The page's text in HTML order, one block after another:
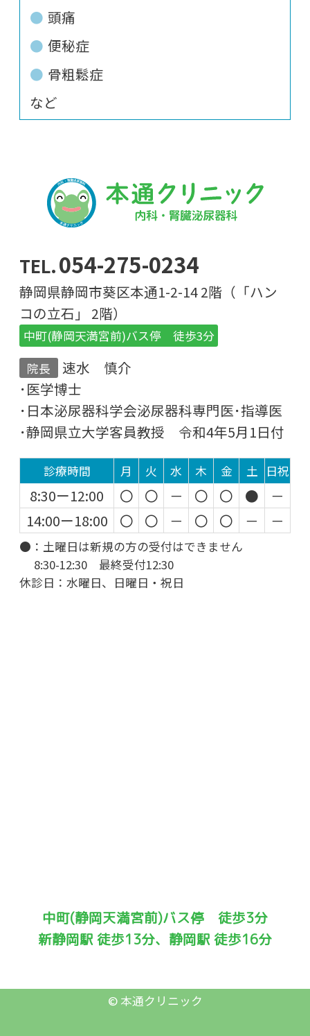
頭痛
便秘症
骨粗鬆症
など
054-275-0234
静岡県静岡市葵区本通1-2-14 2階（「ハン
コの立石」 2階）
中町(静岡天満宮前)バス停 徒歩3分
院長
速水 慎介
･医学博士
･日本泌尿器科学会泌尿器科専門医･指導医
･静岡県立大学客員教授 令和4年5月1日付
●：土曜日は新規の方の受付はできません
8:30-12:30 最終受付12:30
休診日：水曜日、日曜日・祝日
診療時間 月 火 水 木 金 土 日祝
8:30ー12:00 〇 〇 － 〇 〇 ●
－
14:00ー18:00
〇 〇 － 〇 〇 － －
中町(静岡天満宮前)バス停 徒歩3分
新静岡駅 徒歩13分、静岡駅 徒歩16分
© 本通クリニック